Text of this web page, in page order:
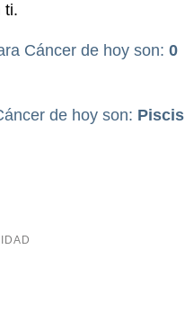
ti.
Cáncer de hoy son: 0
de hoy son: Piscis